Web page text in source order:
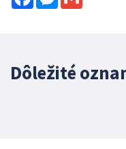
Dôležité